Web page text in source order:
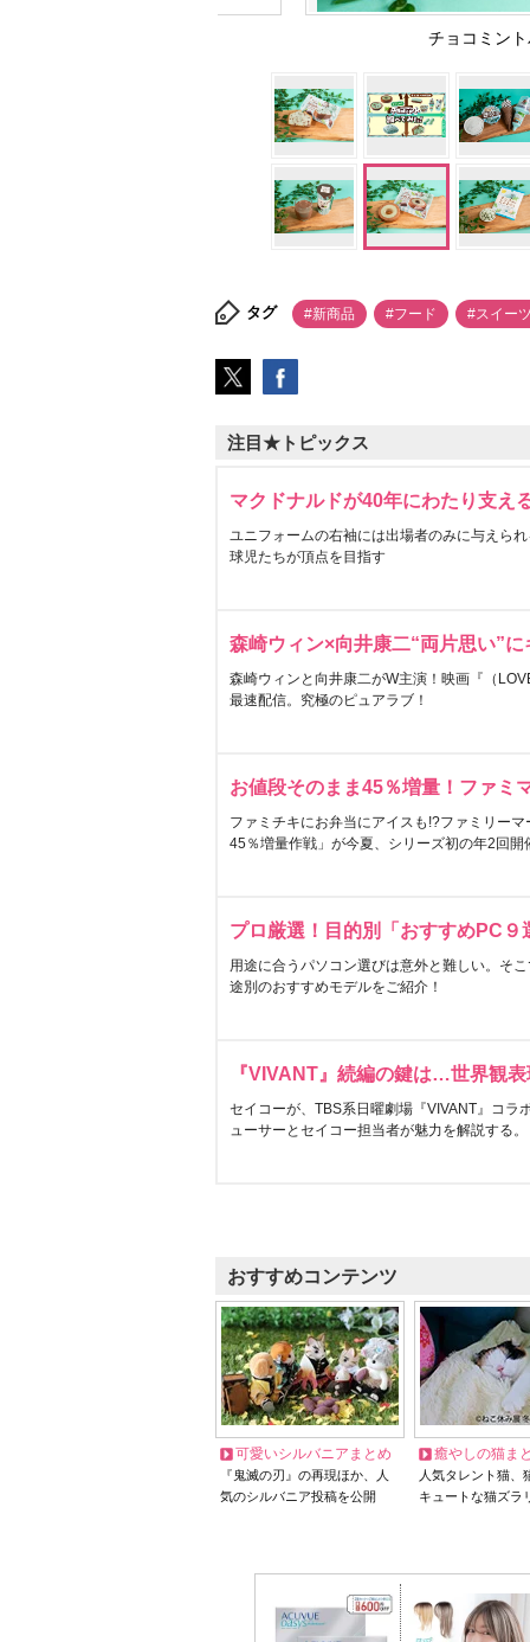
チョコミン
タグ #新商品 #フード #スイー
注目★トピックス
マクドナルドが40年にわたり支え
ユニフォームの右袖には出場者のみに与えら
球児たちが頂点を目指す
森崎ウィン×向井康二“両片思い”
森崎ウィンと向井康二がW主演！映画『（
最速配信。究極のピュアラブ！
お値段そのまま45％増量！ファミ
ファミチキにお弁当にアイスも!?ファミリー
45％増量作戦」が今夏、シリーズ初の年2回開
プロ厳選！目的別「おすすめPC９
用途に合うパソコン選びは意外と難しい。そ
途別のおすすめモデルをご紹介！
『VIVANT』続編の鍵は…世界観
セイコーが、TBS系日曜劇場『VIVANT』コラ
ューサーとセイコー担当者が魅力を解説する。
おすすめコンテンツ
可愛いシルバニアまとめ
『鬼滅の刃』の再現ほか、人
気のシルバニア投稿を公開
癒やしの猫ま
人気タレント猫
キュートな猫ズラ